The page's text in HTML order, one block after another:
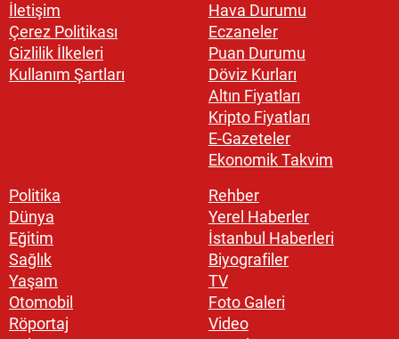
İletişim
Çerez Politikası
Gizlilik İlkeleri
Kullanım Şartları
Hava Durumu
Eczaneler
Puan Durumu
Döviz Kurları
Altın Fiyatları
Kripto Fiyatları
E-Gazeteler
Ekonomik Takvim
Politika
Dünya
Eğitim
Sağlık
Yaşam
Otomobil
Röportaj
Rehber
Yerel Haberler
İstanbul Haberleri
Biyografiler
TV
Foto Galeri
Video